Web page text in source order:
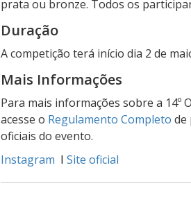
prata ou bronze. Todos os
Duração
A competição terá início dia 2 de
Mais Informações
Para mais informações sobre a 14º
acesse o Regulamento Completo de
oficiais do evento.
Instagram I Site oficial